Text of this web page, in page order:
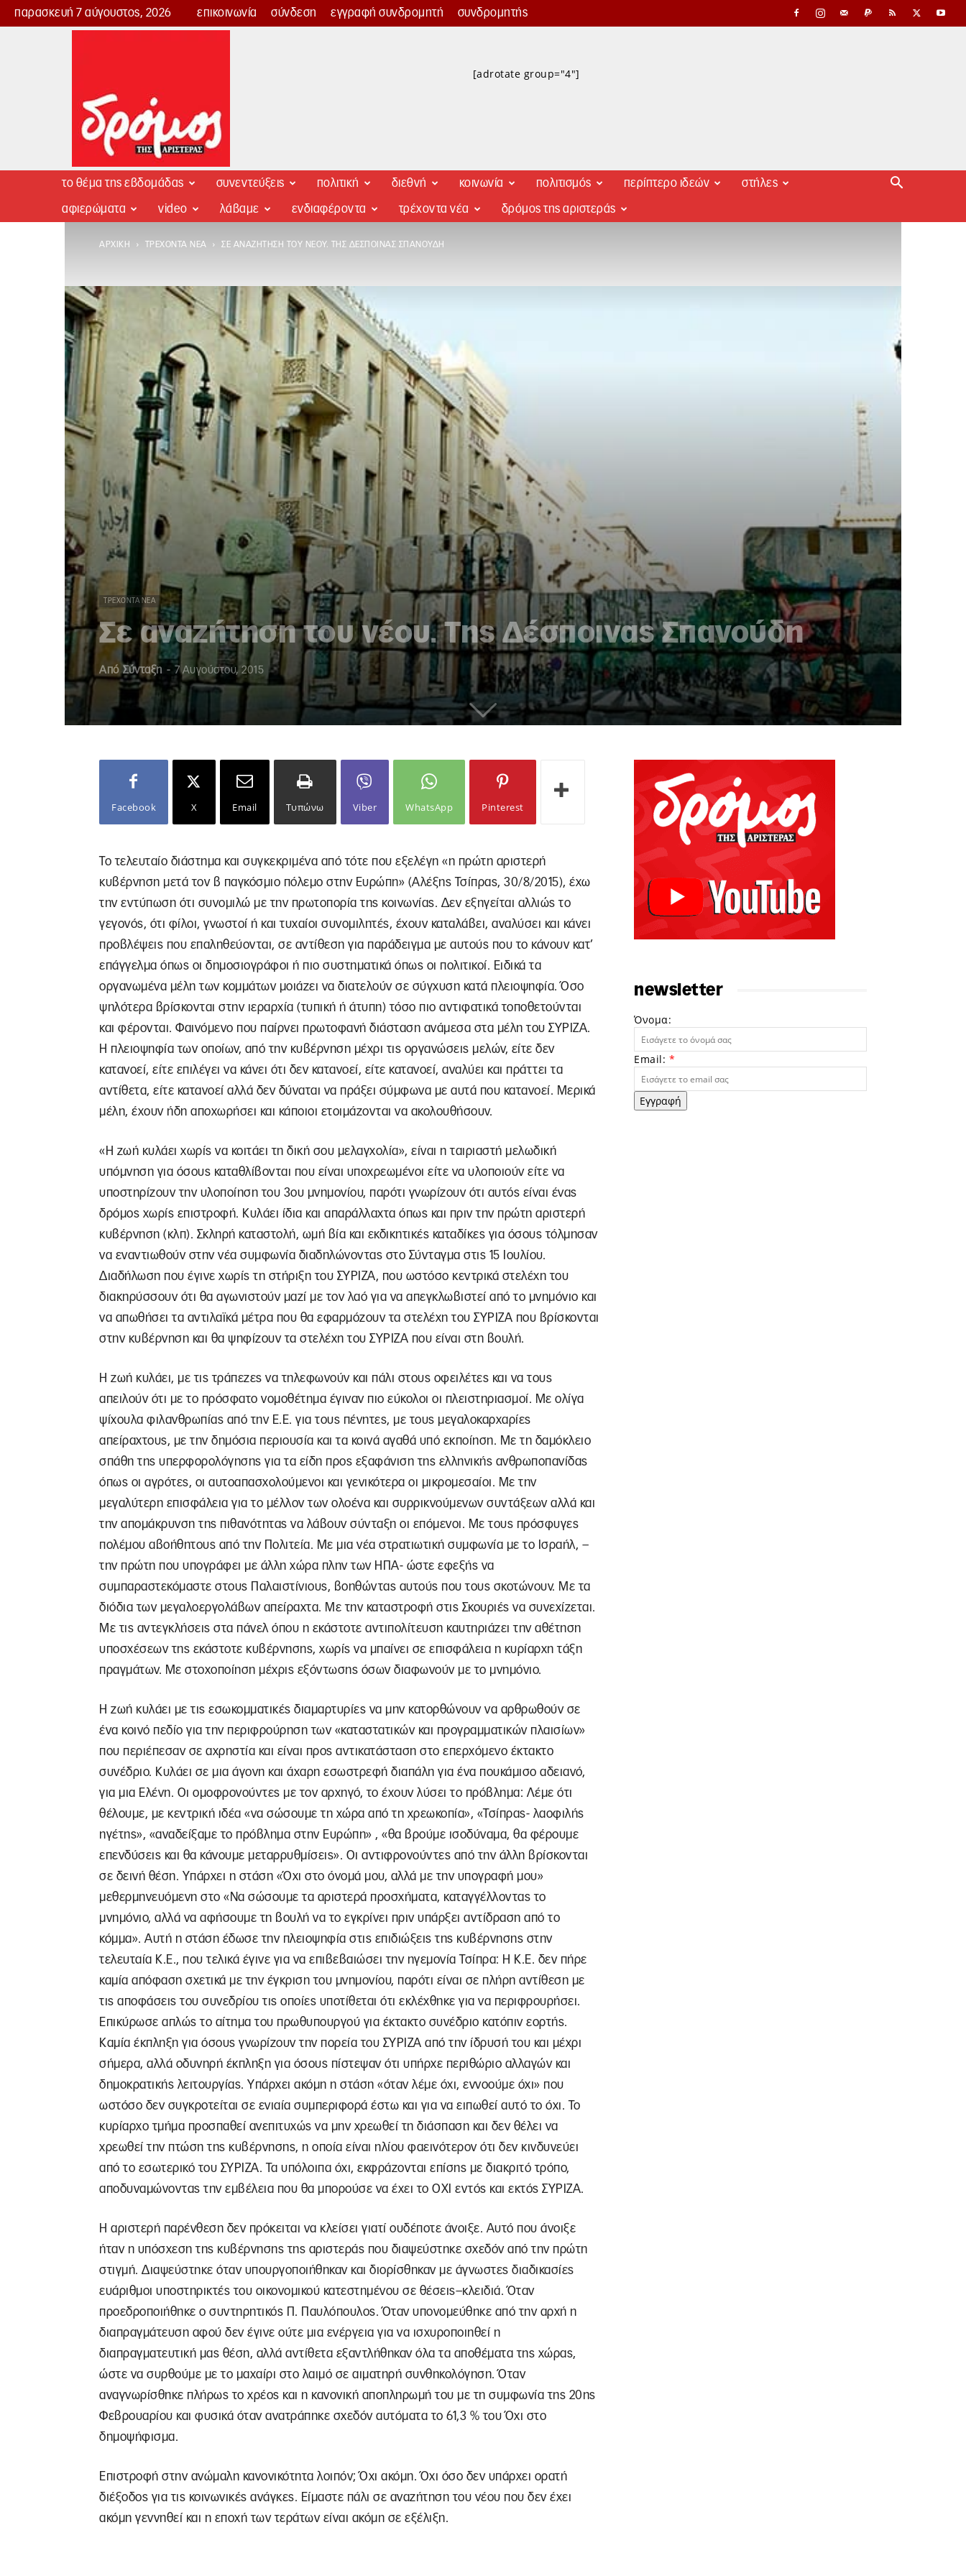
παρασκευή 7 αύγουστος, 2026 επικοινωνία σύνδεση εγγραφή συνδρομητή συνδρομητής
Δρόμος
[adrotate group="4"]
το θέμα της εβδομάδας συνεντεύξεις πολιτική διεθνή κοινωνία πολιτισμός περίπτερο ιδεών στήλες
αφιερώματα video λάβαμε ενδιαφέροντα τρέχοντα νέα δρόμος της αριστεράς
ΑΡΧΙΚΉ ΤΡΈΧΟΝΤΑ ΝΈΑ ΣΕ ΑΝΑΖΉΤΗΣΗ ΤΟΥ ΝΈΟΥ. ΤΗΣ ΔΈΣΠΟΙΝΑΣ ΣΠΑΝΟΎΔΗ
ΤΡΈΧΟΝΤΑ ΝΈΑ
Σε αναζήτηση του νέου. Της Δέσποινας Σπανούδη
Από Σύνταξη - 7 Αυγούστου, 2015
Facebook X Email Τυπώνω Viber WhatsApp Pinterest
Το τελευταίο διάστημα και συγκεκριμένα από τότε που εξελέγη «η πρώτη αριστερή
κυβέρνηση μετά τον β παγκόσμιο πόλεμο στην Ευρώπη» (Αλέξης Τσίπρας, 30/8/2015), έχω
την εντύπωση ότι συνομιλώ με την πρωτοπορία της κοινωνίας. Δεν εξηγείται αλλιώς το
γεγονός, ότι φίλοι, γνωστοί ή και τυχαίοι συνομιλητές, έχουν καταλάβει, αναλύσει και κάνει
προβλέψεις που επαληθεύονται, σε αντίθεση για παράδειγμα με αυτούς που το κάνουν κατ’
επάγγελμα όπως οι δημοσιογράφοι ή πιο συστηματικά όπως οι πολιτικοί. Ειδικά τα
οργανωμένα μέλη των κομμάτων μοιάζει να διατελούν σε σύγχυση κατά πλειοψηφία. Όσο
ψηλότερα βρίσκονται στην ιεραρχία (τυπική ή άτυπη) τόσο πιο αντιφατικά τοποθετούνται
και φέρονται. Φαινόμενο που παίρνει πρωτοφανή διάσταση ανάμεσα στα μέλη του ΣΥΡΙΖΑ.
Η πλειοψηφία των οποίων, από την κυβέρνηση μέχρι τις οργανώσεις μελών, είτε δεν
κατανοεί, είτε επιλέγει να κάνει ότι δεν κατανοεί, είτε κατανοεί, αναλύει και πράττει τα
αντίθετα, είτε κατανοεί αλλά δεν δύναται να πράξει σύμφωνα με αυτά που κατανοεί. Μερικά
μέλη, έχουν ήδη αποχωρήσει και κάποιοι ετοιμάζονται να ακολουθήσουν.
«Η ζωή κυλάει χωρίς να κοιτάει τη δική σου μελαγχολία», είναι η ταιριαστή μελωδική
υπόμνηση για όσους καταθλίβονται που είναι υποχρεωμένοι είτε να υλοποιούν είτε να
υποστηρίζουν την υλοποίηση του 3ου μνημονίου, παρότι γνωρίζουν ότι αυτός είναι ένας
δρόμος χωρίς επιστροφή. Κυλάει ίδια και απαράλλαχτα όπως και πριν την πρώτη αριστερή
κυβέρνηση (κλπ). Σκληρή καταστολή, ωμή βία και εκδικητικές καταδίκες για όσους τόλμησαν
να εναντιωθούν στην νέα συμφωνία διαδηλώνοντας στο Σύνταγμα στις 15 Ιουλίου.
Διαδήλωση που έγινε χωρίς τη στήριξη του ΣΥΡΙΖΑ, που ωστόσο κεντρικά στελέχη του
διακηρύσσουν ότι θα αγωνιστούν μαζί με τον λαό για να απεγκλωβιστεί από το μνημόνιο και
να απωθήσει τα αντιλαϊκά μέτρα που θα εφαρμόζουν τα στελέχη του ΣΥΡΙΖΑ που βρίσκονται
στην κυβέρνηση και θα ψηφίζουν τα στελέχη του ΣΥΡΙΖΑ που είναι στη βουλή.
Η ζωή κυλάει, με τις τράπεζες να τηλεφωνούν και πάλι στους οφειλέτες και να τους
απειλούν ότι με το πρόσφατο νομοθέτημα έγιναν πιο εύκολοι οι πλειστηριασμοί. Με ολίγα
ψίχουλα φιλανθρωπίας από την Ε.Ε. για τους πένητες, με τους μεγαλοκαρχαρίες
απείραχτους, με την δημόσια περιουσία και τα κοινά αγαθά υπό εκποίηση. Με τη δαμόκλειο
σπάθη της υπερφορολόγησης για τα είδη προς εξαφάνιση της ελληνικής ανθρωποπανίδας
όπως οι αγρότες, οι αυτοαπασχολούμενοι και γενικότερα οι μικρομεσαίοι. Με την
μεγαλύτερη επισφάλεια για το μέλλον των ολοένα και συρρικνούμενων συντάξεων αλλά και
την απομάκρυνση της πιθανότητας να λάβουν σύνταξη οι επόμενοι. Mε τους πρόσφυγες
πολέμου αβοήθητους από την Πολιτεία. Με μια νέα στρατιωτική συμφωνία με το Ισραήλ, –
την πρώτη που υπογράφει με άλλη χώρα πλην των ΗΠΑ- ώστε εφεξής να
συμπαραστεκόμαστε στους Παλαιστίνιους, βοηθώντας αυτούς που τους σκοτώνουν. Με τα
διόδια των μεγαλοεργολάβων απείραχτα. Με την καταστροφή στις Σκουριές να συνεχίζεται.
Με τις αντεγκλήσεις στα πάνελ όπου η εκάστοτε αντιπολίτευση καυτηριάζει την αθέτηση
υποσχέσεων της εκάστοτε κυβέρνησης, χωρίς να μπαίνει σε επισφάλεια η κυρίαρχη τάξη
πραγμάτων. Με στοχοποίηση μέχρις εξόντωσης όσων διαφωνούν με το μνημόνιο.
Η ζωή κυλάει με τις εσωκομματικές διαμαρτυρίες να μην κατορθώνουν να αρθρωθούν σε
ένα κοινό πεδίο για την περιφρούρηση των «καταστατικών και προγραμματικών πλαισίων»
που περιέπεσαν σε αχρηστία και είναι προς αντικατάσταση στο επερχόμενο έκτακτο
συνέδριο. Κυλάει σε μια άγονη και άχαρη εσωστρεφή διαπάλη για ένα πουκάμισο αδειανό,
για μια Ελένη. Οι ομοφρονούντες με τον αρχηγό, το έχουν λύσει το πρόβλημα: Λέμε ότι
θέλουμε, με κεντρική ιδέα «να σώσουμε τη χώρα από τη χρεωκοπία», «Τσίπρας- λαοφιλής
ηγέτης», «αναδείξαμε το πρόβλημα στην Ευρώπη» , «θα βρούμε ισοδύναμα, θα φέρουμε
επενδύσεις και θα κάνουμε μεταρρυθμίσεις». Οι αντιφρονούντες από την άλλη βρίσκονται
σε δεινή θέση. Υπάρχει η στάση «Όχι στο όνομά μου, αλλά με την υπογραφή μου»
μεθερμηνευόμενη στο «Να σώσουμε τα αριστερά προσχήματα, καταγγέλλοντας το
μνημόνιο, αλλά να αφήσουμε τη βουλή να το εγκρίνει πριν υπάρξει αντίδραση από το
κόμμα». Αυτή η στάση έδωσε την πλειοψηφία στις επιδιώξεις της κυβέρνησης στην
τελευταία Κ.Ε., που τελικά έγινε για να επιβεβαιώσει την ηγεμονία Τσίπρα: Η Κ.Ε. δεν πήρε
καμία απόφαση σχετικά με την έγκριση του μνημονίου, παρότι είναι σε πλήρη αντίθεση με
τις αποφάσεις του συνεδρίου τις οποίες υποτίθεται ότι εκλέχθηκε για να περιφρουρήσει.
Επικύρωσε απλώς το αίτημα του πρωθυπουργού για έκτακτο συνέδριο κατόπιν εορτής.
Καμία έκπληξη για όσους γνωρίζουν την πορεία του ΣΥΡΙΖΑ από την ίδρυσή του και μέχρι
σήμερα, αλλά οδυνηρή έκπληξη για όσους πίστεψαν ότι υπήρχε περιθώριο αλλαγών και
δημοκρατικής λειτουργίας. Υπάρχει ακόμη η στάση «όταν λέμε όχι, εννοούμε όχι» που
ωστόσο δεν συγκροτείται σε ενιαία συμπεριφορά έστω και για να ειπωθεί αυτό το όχι. Το
κυρίαρχο τμήμα προσπαθεί ανεπιτυχώς να μην χρεωθεί τη διάσπαση και δεν θέλει να
χρεωθεί την πτώση της κυβέρνησης, η οποία είναι ηλίου φαεινότερον ότι δεν κινδυνεύει
από το εσωτερικό του ΣΥΡΙΖΑ. Τα υπόλοιπα όχι, εκφράζονται επίσης με διακριτό τρόπο,
αποδυναμώνοντας την εμβέλεια που θα μπορούσε να έχει το ΟΧΙ εντός και εκτός ΣΥΡΙΖΑ.
Η αριστερή παρένθεση δεν πρόκειται να κλείσει γιατί ουδέποτε άνοιξε. Αυτό που άνοιξε
ήταν η υπόσχεση της κυβέρνησης της αριστεράς που διαψεύστηκε σχεδόν από την πρώτη
στιγμή. Διαψεύστηκε όταν υπουργοποιήθηκαν και διορίσθηκαν με άγνωστες διαδικασίες
ευάριθμοι υποστηρικτές του οικονομικού κατεστημένου σε θέσεις–κλειδιά. Όταν
προεδροποιήθηκε ο συντηρητικός Π. Παυλόπουλος. Όταν υπονομεύθηκε από την αρχή η
διαπραγμάτευση αφού δεν έγινε ούτε μια ενέργεια για να ισχυροποιηθεί η
διαπραγματευτική μας θέση, αλλά αντίθετα εξαντλήθηκαν όλα τα αποθέματα της χώρας,
ώστε να συρθούμε με το μαχαίρι στο λαιμό σε αιματηρή συνθηκολόγηση. Όταν
αναγνωρίσθηκε πλήρως το χρέος και η κανονική αποπληρωμή του με τη συμφωνία της 20ης
Φεβρουαρίου και φυσικά όταν ανατράπηκε σχεδόν αυτόματα το 61,3 % του Όχι στο
δημοψήφισμα.
Επιστροφή στην ανώμαλη κανονικότητα λοιπόν; Όχι ακόμη. Όχι όσο δεν υπάρχει ορατή
διέξοδος για τις κοινωνικές ανάγκες. Είμαστε πάλι σε αναζήτηση του νέου που δεν έχει
ακόμη γεννηθεί και η εποχή των τεράτων είναι ακόμη σε εξέλιξη.
newsletter
Όνομα:
Email: *
Εγγραφή